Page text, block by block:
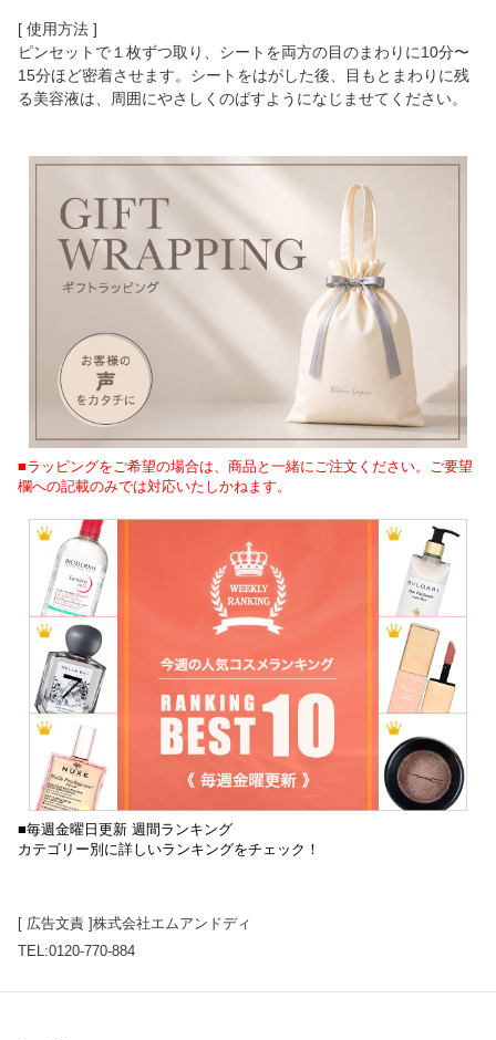
[ 使用方法 ]
ピンセットで１枚ずつ取り、シートを両方の目のまわりに10分〜
15分ほど密着させます。シートをはがした後、目もとまわりに残
る美容液は、周囲にやさしくのばすようになじませてください。
■ラッピングをご希望の場合は、商品と一緒にご注文ください。ご要望
欄への記載のみでは対応いたしかねます。
■毎週金曜日更新 週間ランキング
カテゴリー別に詳しいランキングをチェック！
[ 広告文責 ]株式会社エムアンドディ
TEL:0120-770-884